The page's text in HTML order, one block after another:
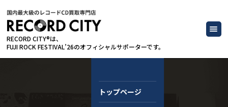
RECORD CITY®は、
FUJI ROCK FESTIVAL’26のオフィシャルサポーターです。
トップページ